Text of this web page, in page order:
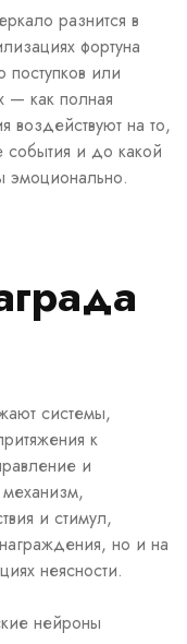
разнится в
фортуна
поступков или
— как полная
воздействуют на то,
события и до какой
эмоционально.
системы,
к
и
и стимул,
но и на
неясности.
нейроны